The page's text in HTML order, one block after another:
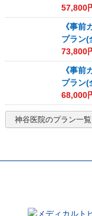
57,800
《事
プラン(
73,800
《事
プラン(
68,000
神谷医院のプラン一